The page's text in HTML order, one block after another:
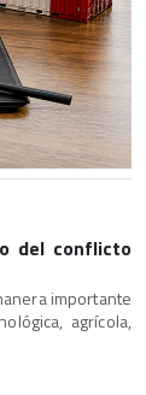
del conflicto
importante
agrícola,